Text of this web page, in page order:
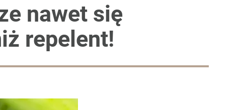
nawet się
repelent!